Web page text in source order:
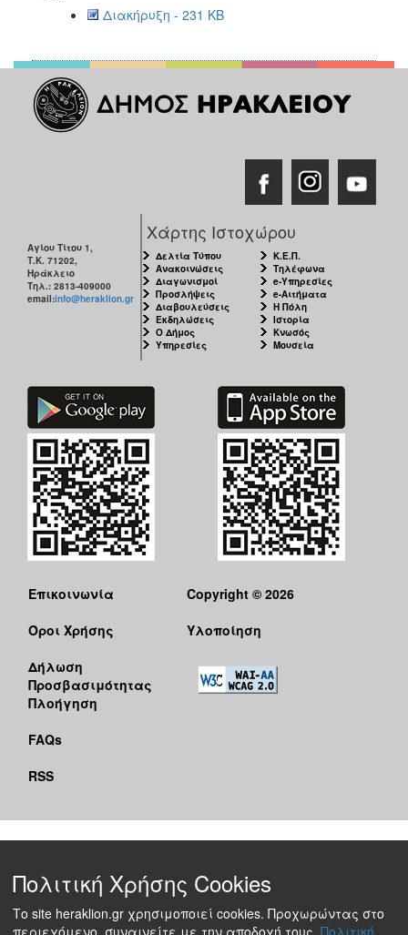
Διακήρυξη - 231 KB
Αγίου Τίτου 1,
Τ.Κ. 71202,
Ηράκλειο
Τηλ.: 2813-409000
email:info@heraklion.gr
Χάρτης Ιστοχώρου
Δελτία Τύπου
Ανακοινώσεις
Διαγωνισμοί
Προσλήψεις
Διαβουλεύσεις
Εκδηλώσεις
Ο Δήμος
Υπηρεσίες
Κ.Ε.Π.
Τηλέφωνα
e-Υπηρεσίες
e-Αιτήματα
Η Πόλη
Ιστορία
Κνωσός
Μουσεία
Επικοινωνία
Όροι Χρήσης
Δήλωση
Προσβασιμότητας
Πλοήγηση
FAQs
RSS
Copyright © 2026
Υλοποίηση
Πολιτική Χρήσης Cookies
Το site heraklion.gr χρησιμοποιεί cookies. Προχωρώντας στο
περιεχόμενο, συναινείτε με την αποδοχή τους. Πολιτική